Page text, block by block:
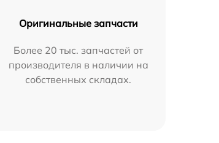
Оригинальные запчасти
Более 20 тыс. запчастей от
производителя в наличии на
собственных складах.